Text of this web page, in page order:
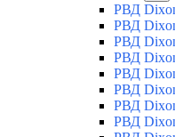
РВД
РВД
РВД
РВД
РВД
РВД
РВД
РВД